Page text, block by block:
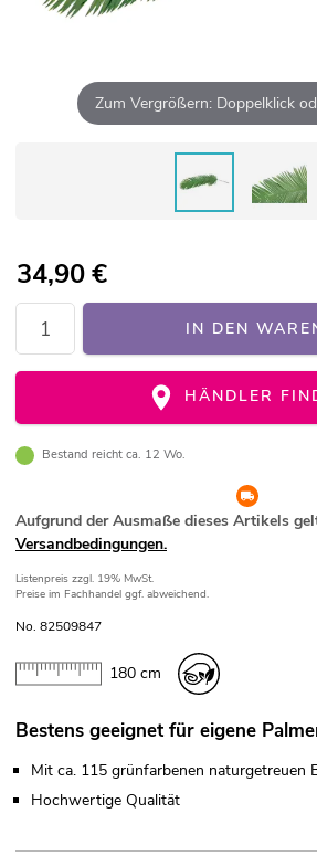
Zum Vergrößern: Doppelklick
34,90€
IN DEN
HÄNDLER
Bestand reicht ca. 12 Wo.
Aufgrund der Ausmaße dieses Artikels
Versandbedingungen.
Listenpreis zzgl. 19% MwSt.
Preise im Fachhandel ggf. abweichend.
No. 82509847
180 cm
Bestens geeignet für eigene
Mit ca. 115 grünfarbenen naturgetreuen
Hochwertige Qualität